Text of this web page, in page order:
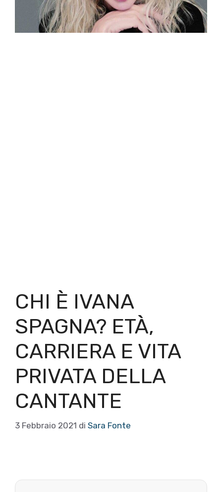
CHI È IVANA
SPAGNA? ETÀ,
CARRIERA E VITA
PRIVATA DELLA
CANTANTE
3 Febbraio 2021 di Sara Fonte